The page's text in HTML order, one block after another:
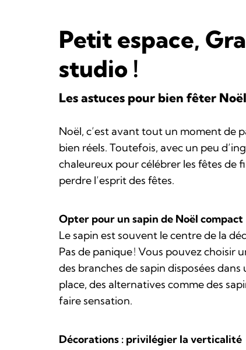
Petit espace,
studio !
Les astuces pour bien fêter
Noël, c’est avant tout un moment de
bien réels. Toutefois, avec un peu
chaleureux pour célébrer les fêtes de
perdre l’esprit des fêtes.
Opter pour un sapin de Noël compact
Le sapin est souvent le centre de la
Pas de panique ! Vous pouvez choisir
des branches de sapin disposées
place, des alternatives comme des
faire sensation.
Décorations : privilégier la verticalité